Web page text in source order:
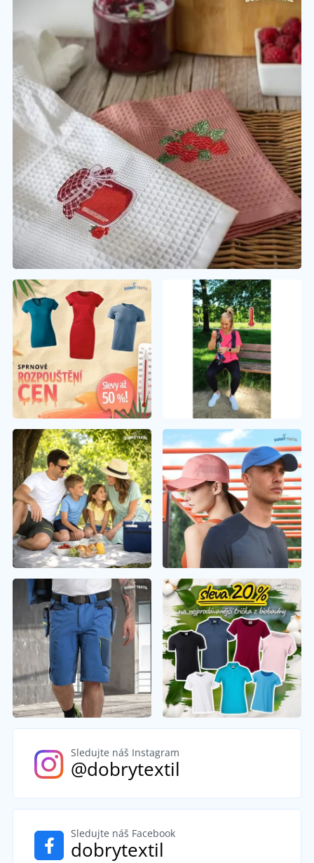
Sledujte náš Instagram
@dobrytextil
Sledujte náš Facebook
dobrytextil